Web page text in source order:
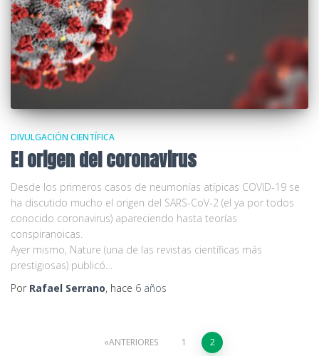
DIVULGACIÓN CIENTÍFICA
El origen del coronavirus
Desde los primeros casos de neumonías atípicas COVID-19 se
ha discutido mucho el origen del SARS-CoV-2 (el ya por todos
conocido coronavirus) apareciendo hasta teorías
conspiranoicas.
Ayer mismo, Nature (una de las revistas científicas más
prestigiosas) publicó…
Por Rafael Serrano, hace 6 años
ANTERIORES 1 2